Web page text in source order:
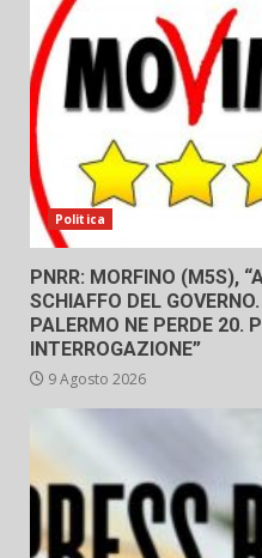
Politica
PNRR: MORFINO (M5S),
SCHIAFFO DEL
PALERMO NE PERDE 20.
INTERROGAZIONE”
9 Agosto 2026